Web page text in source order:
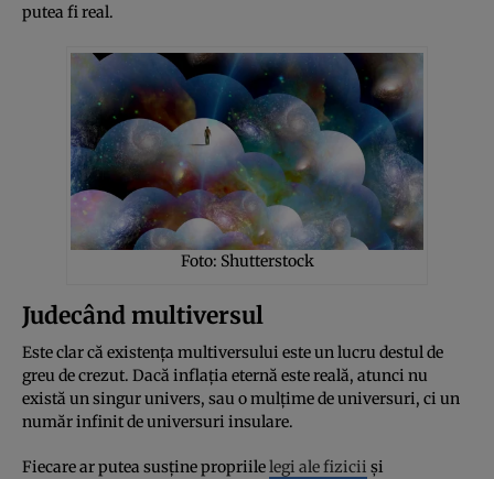
putea fi real.
Foto: Shutterstock
Judecând multiversul
Este clar că existența multiversului este un lucru destul de
greu de crezut. Dacă inflația eternă este reală, atunci nu
există un singur univers, sau o mulțime de universuri, ci un
număr infinit de universuri insulare.
Fiecare ar putea susține propriilelegi ale fizicii și